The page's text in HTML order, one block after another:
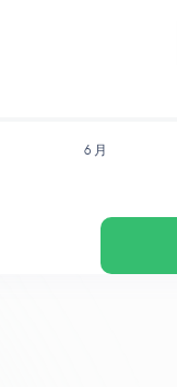
6 月